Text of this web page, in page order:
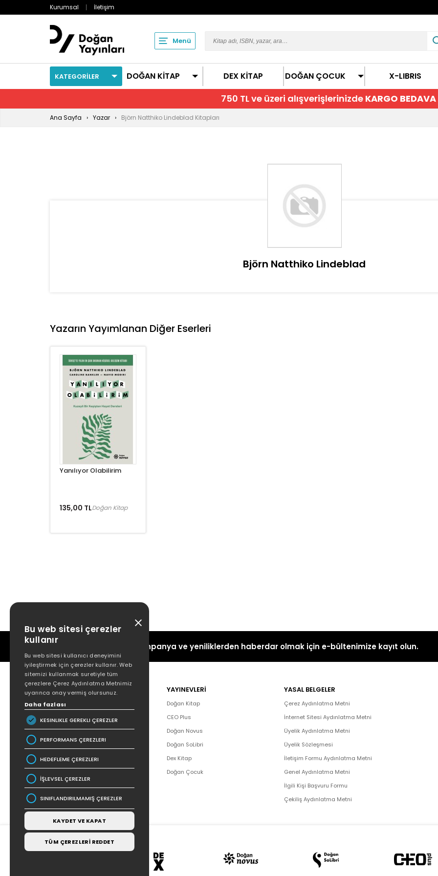
Kurumsal İletişim
Menü
KATEGORİLER DOĞAN KİTAP DEX KİTAP DOĞAN ÇOCUK X-LIBRIS
750 TL ve üzeri alışverişlerinizde KARGO BEDAVA
Ana Sayfa Yazar Björn Natthiko Lindeblad Kitapları
Björn Natthiko Lindeblad
Yazarın Yayımlanan Diğer Eserleri
Yanılıyor Olabilirim
135,00 TLDoğan Kitap
Kampanya ve yeniliklerden haberdar olmak için e-bültenimize kayıt olun.
POPÜLER
Hakkımızda
Yazar Listesi
İletişim
Bizden Haberler
YAYINEVLERİ
Doğan Kitap
CEO Plus
Doğan Novus
Doğan SoLibri
Dex Kitap
Doğan Çocuk
YASAL BELGELER
Çerez Aydınlatma Metni
İnternet Sitesi Aydınlatma Metni
Üyelik Aydınlatma Metni
Üyelik Sözleşmesi
İletişim Formu Aydınlatma Metni
Genel Aydınlatma Metni
İlgili Kişi Başvuru Formu
Çekiliş Aydınlatma Metni
Bu web sitesi çerezler
kullanır
Bu web sitesi kullanıcı deneyimini
iyileştirmek için çerezler kullanır. Web
sitemizi kullanmak suretiyle tüm
çerezlere Çerez Aydınlatma Metnimiz
uyarınca onay vermiş olursunuz.
Daha fazlası
KESINLIKLE GEREKLI ÇEREZLER
PERFORMANS ÇEREZLERI
HEDEFLEME ÇEREZLERI
İŞLEVSEL ÇEREZLER
SINIFLANDIRILMAMIŞ ÇEREZLER
KAYDET VE KAPAT
TÜM ÇEREZLERİ REDDET